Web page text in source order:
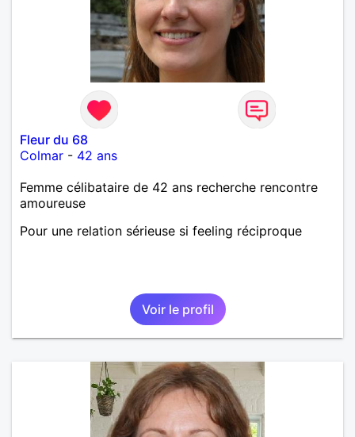
Fleur du 68
Colmar - 42 ans
Femme célibataire de 42 ans recherche rencontre
amoureuse
Pour une relation sérieuse si feeling réciproque
Voir le profil